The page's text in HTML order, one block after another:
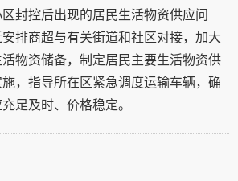
封控后出现的居民生活物资供应问
排商超与有关街道和社区对接，加大
物资储备，制定居民主要生活物资供
，指导所在区紧急调度运输车辆，确
足及时、价格稳定。